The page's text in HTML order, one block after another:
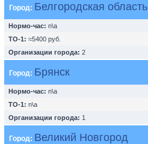
Город: Белгородская область
Нормо-час: n\a
ТО-1: ≈5400 руб.
Организации города: 2
Город: Брянск
Нормо-час: n\a
ТО-1: n\a
Организации города: 1
Город: Великий Новгород